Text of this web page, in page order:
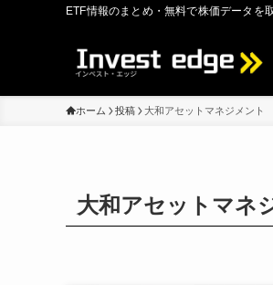
ETF情報のまとめ・無料で株価データを
ホーム 投稿 大和アセットマネジメント
大和アセットマネ